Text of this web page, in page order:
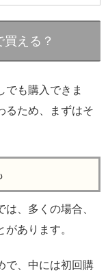
える？
でも購入できま
るため、まずはそ
、多くの場合、
あります。
で、中には初回購